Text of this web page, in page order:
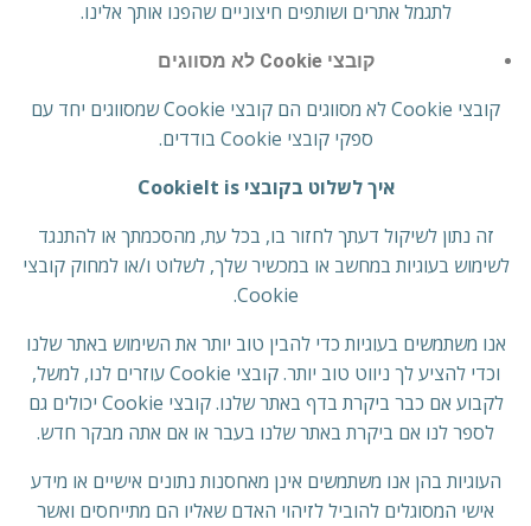
לתגמל אתרים ושותפים חיצוניים שהפנו אותך אלינו.
קובצי Cookie לא מסווגים
קובצי Cookie לא מסווגים הם קובצי Cookie שמסווגים יחד עם
ספקי קובצי Cookie בודדים.
איך לשלוט בקובצי CookieIt is
זה נתון לשיקול דעתך לחזור בו, בכל עת, מהסכמתך או להתנגד
לשימוש בעוגיות במחשב או במכשיר שלך, לשלוט ו/או למחוק קובצי
Cookie.
אנו משתמשים בעוגיות כדי להבין טוב יותר את השימוש באתר שלנו
וכדי להציע לך ניווט טוב יותר. קובצי Cookie עוזרים לנו, למשל,
לקבוע אם כבר ביקרת בדף באתר שלנו. קובצי Cookie יכולים גם
לספר לנו אם ביקרת באתר שלנו בעבר או אם אתה מבקר חדש.
העוגיות בהן אנו משתמשים אינן מאחסנות נתונים אישיים או מידע
אישי המסוגלים להוביל לזיהוי האדם שאליו הם מתייחסים ואשר